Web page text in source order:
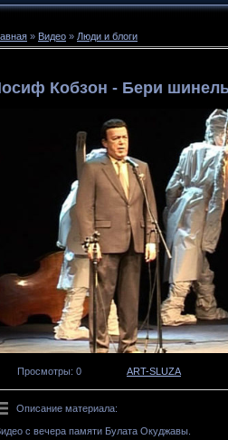
» Видео » Люди и блоги
Кобзон - Бери
Просмотры: 0 ART-SLUZA
Описание материала:
с вечера памяти Булата Окуджавы.